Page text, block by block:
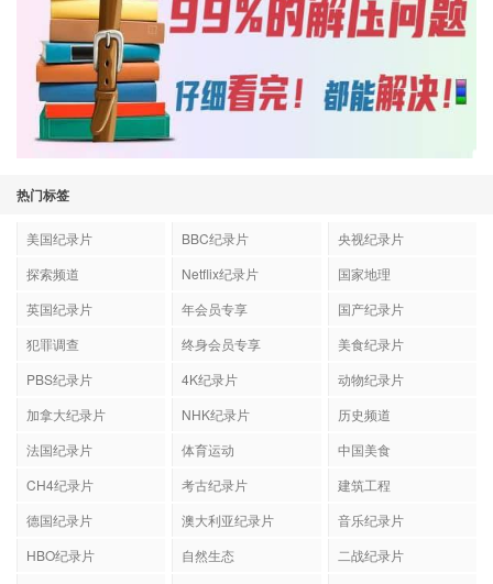
热门标签
美国纪录片 BBC纪录片
央视纪录片
探索频道
Netflix纪录片
国家地理
英国纪录片
年会员专享
国产纪录片
犯罪调查
终身会员专享
美食纪录片
PBS纪录片
4K纪录片
动物纪录片
加拿大纪录片
NHK纪录片
历史频道
法国纪录片
体育运动
中国美食
CH4纪录片
考古纪录片
建筑工程
德国纪录片
澳大利亚纪录片
音乐纪录片
HBO纪录片
自然生态
二战纪录片